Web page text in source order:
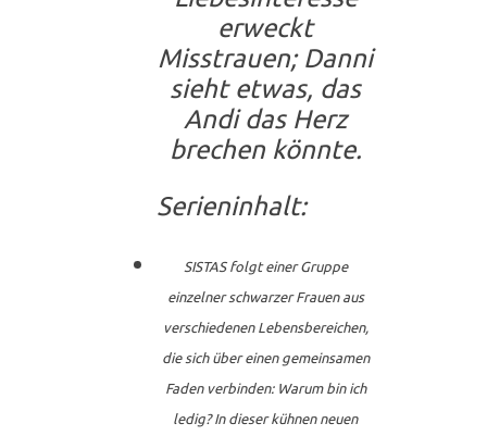
erweckt
Misstrauen; Danni
sieht etwas, das
Andi das Herz
brechen könnte.
Serieninhalt:
SISTAS folgt einer Gruppe
einzelner schwarzer Frauen aus
verschiedenen Lebensbereichen,
die sich über einen gemeinsamen
Faden verbinden: Warum bin ich
ledig? In dieser kühnen neuen